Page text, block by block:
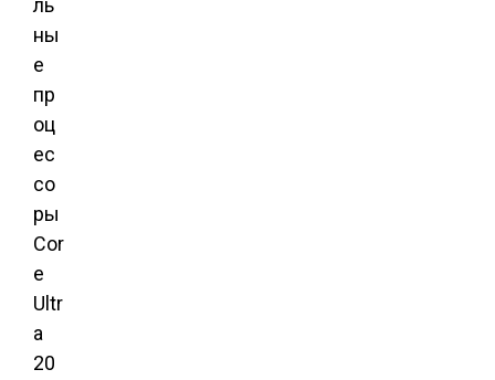
ль
ны
е
пр
оц
ес
со
ры
Cor
e
Ultr
a
20